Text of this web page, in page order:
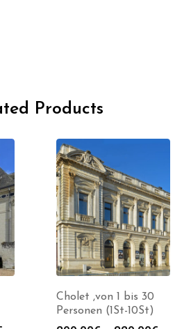
Products
Cholet ,von 1 bis 30
Personen (1St-10St)